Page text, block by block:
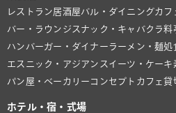
レストラン居酒屋バル・ダイニングカフ
バー・ラウンジ スナック・キャバクラ料
ハンバーガー・ダイナーラーメン・麺処
エスニック・アジアン スイーツ・ケーキ
パン屋・ベーカリー コンセプトカフェ貸
ホテル・宿・式場